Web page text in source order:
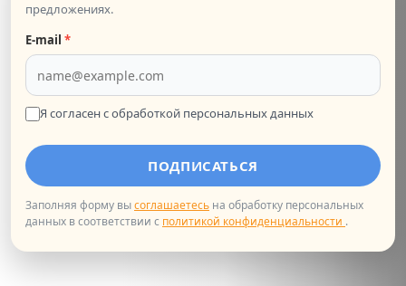
Лекторий "Paroles, paroles… 12 паролей к
французской культуре"
Центр fLexique приглашает вас в лекторий, на
русском языке, на котором вы сможете узнать о
французских словах, помогающи...
КУЛЬТУРНОЕ МЕРОПРИЯТИЕ
предложениях.
E‑mail *
Я согласен с обработкой персональных данных
ПОДПИСАТЬСЯ
Заполняя форму высоглашаетесь на обработку персональных
данных в соответствии с политикой конфиденциальности .